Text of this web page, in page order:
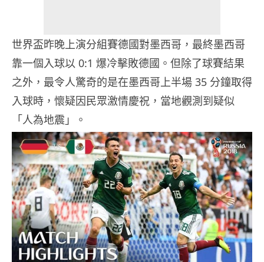
世界盃昨晚上演分組賽德國對墨西哥，最終墨西哥
靠一個入球以 0:1 爆冷擊敗德國。但除了球賽結果
之外，最令人驚奇的是在墨西哥上半場 35 分鐘取得
入球時，懷疑因民眾激情慶祝，當地觀測到疑似
「人為地震」。